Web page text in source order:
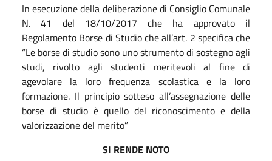
In esecuzione della deliberazione di Consiglio Comunale
N. 41 del 18/10/2017 che ha approvato il
Regolamento Borse di Studio che all’art. 2 specifica che
“Le borse di studio sono uno strumento di sostegno agli
studi, rivolto agli studenti meritevoli al fine di
agevolare la loro frequenza scolastica e la loro
formazione. Il principio sotteso all’assegnazione delle
borse di studio è quello del riconoscimento e della
valorizzazione del merito”
SI RENDE NOTO